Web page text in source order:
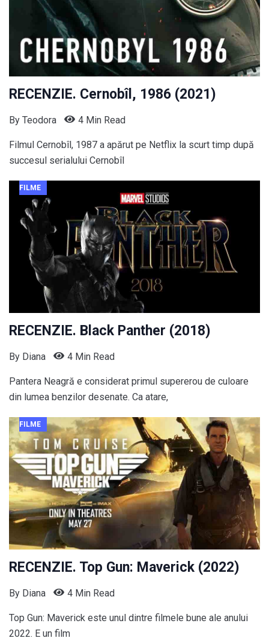
RECENZIE. Cernobîl, 1986 (2021)
By Teodora 4 Min Read
Filmul Cernobîl, 1987 a apărut pe Netflix la scurt timp după
succesul serialului Cernobîl
FILME
RECENZIE. Black Panther (2018)
By Diana 4 Min Read
Pantera Neagră e considerat primul supererou de culoare
din lumea benzilor desenate. Ca atare,
FILME
RECENZIE. Top Gun: Maverick (2022)
By Diana 4 Min Read
Top Gun: Maverick este unul dintre filmele bune ale anului
2022. E un film